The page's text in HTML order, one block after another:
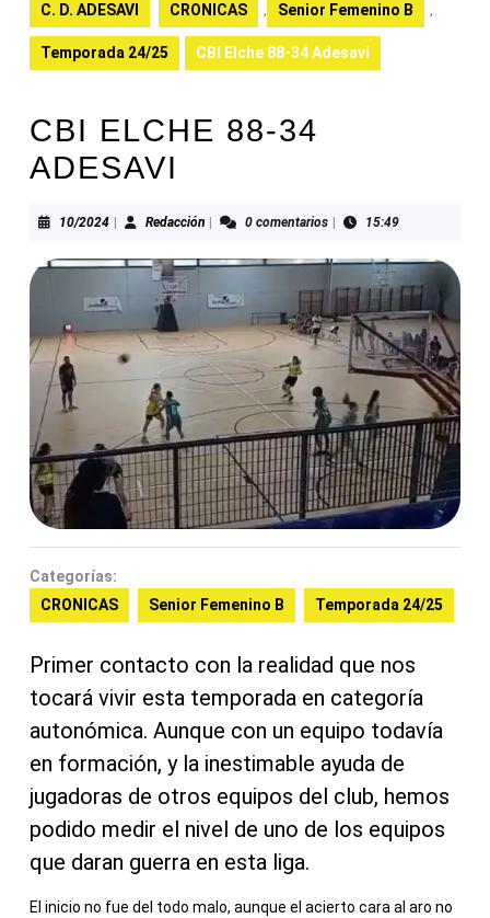
C. D. ADESAVI CRONICAS , Senior Femenino B ,
Temporada 24/25 CBI Elche 88-34 Adesavi
CBI ELCHE 88-34
ADESAVI
10/202410/2024RedacciónRedacción0 comentarios 15:49
Categorías:
CRONICAS
Senior Femenino B Temporada 24/25
Primer contacto con la realidad que nos
tocará vivir esta temporada en categoría
autonómica. Aunque con un equipo todavía
en formación, y la inestimable ayuda de
jugadoras de otros equipos del club, hemos
podido medir el nivel de uno de los equipos
que daran guerra en esta liga.
El inicio no fue del todo malo, aunque el acierto cara al aro no